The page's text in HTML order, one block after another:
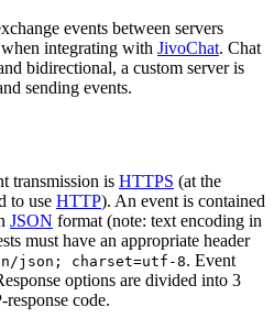
events between servers
integrating with JivoChat. Chat
bidirectional, a custom server is
sending events.
transmission is HTTPS (at the
to use HTTP). An event is contained
JSON format (note: text encoding in
must have an appropriate header
json; charset=utf-8. Event
options are divided into 3
code.